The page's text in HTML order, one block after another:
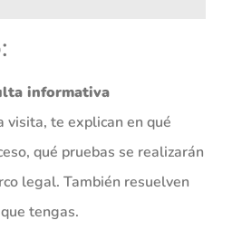
informativa
visita, te explican en qué
qué pruebas se realizarán
legal. También resuelven
tengas.